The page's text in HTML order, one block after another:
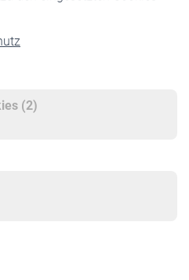
(2)